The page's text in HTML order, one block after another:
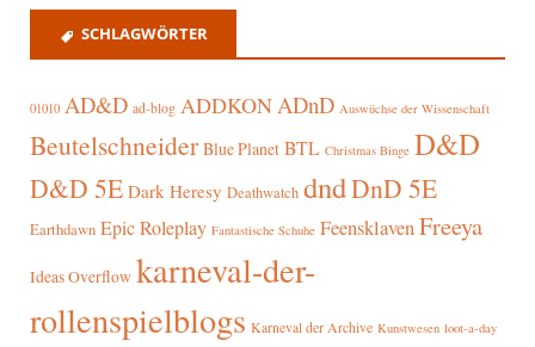
SCHLAGWÖRTER
01010 AD&D ad-blog ADDKON ADnD Auswüchse der Wissenschaft
Beutelschneider Blue Planet BTL Christmas Binge D&D
D&D 5E Dark Heresy Deathwatch dndDnD 5E
Earthdawn Epic Roleplay Fantastische Schuhe FeensklavenFreeya
Ideas Overflow karneval-der-
rollenspielblogs Karneval der Archive Kunstwesen loot-a-day